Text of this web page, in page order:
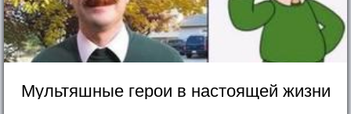
Мультяшные герои в настоящей жизни